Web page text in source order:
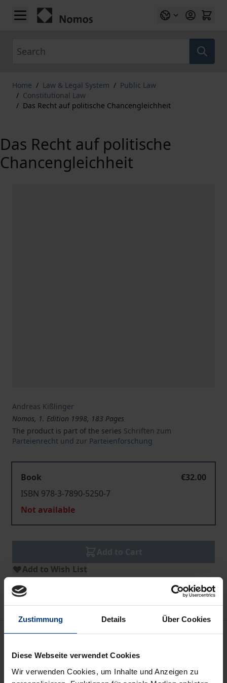
Zustimmung Details Über Cookies
Diese Webseite verwendet Cookies
Wir verwenden Cookies, um Inhalte und Anzeigen zu
Skip to Content
Home / Law & Legal System / Public Law
/ Constitutional Law
/ Das Recht auf politische Chancengleichheit
Das Recht auf politische
Chancengleichheit
Andreas Kißlinger
Nomos, 1. Edition 1998, 183 Pages
The product is part of the series Schriften zum
Parteienrecht und zur Parteienforschung
Book
€32.00
ISBN 978-3-7890-5250-7
Not available
Add to Wish List
Description
fehlende Chancengleichheit im politischen